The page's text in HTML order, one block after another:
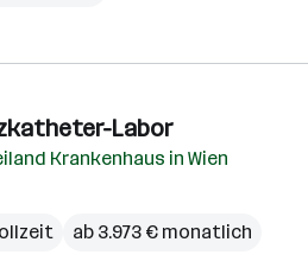
Labor
Krankenhaus in Wien
ab 3.973 € monatlich